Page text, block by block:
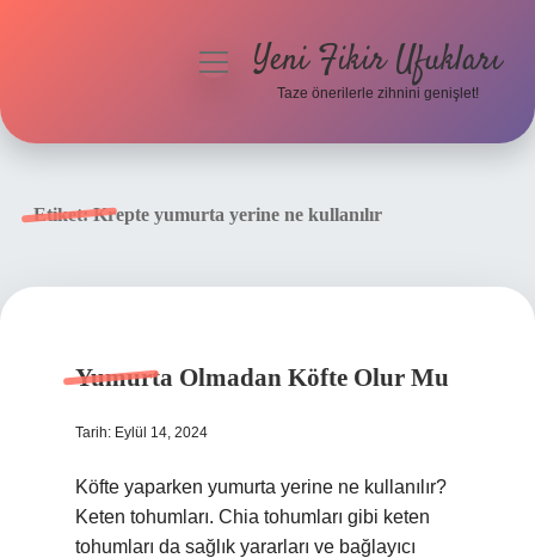
menüyüYeni Fikir Ufukları
Taze önerilerle zihnini genişlet!
Etiket:Krepte yumurta yerine ne kullanılır
Yumurta Olmadan Köfte Olur Mu
Tarih: Eylül 14, 2024
Köfte yaparken yumurta yerine ne kullanılır?
Keten tohumları. Chia tohumları gibi keten
tohumları da sağlık yararları ve bağlayıcı